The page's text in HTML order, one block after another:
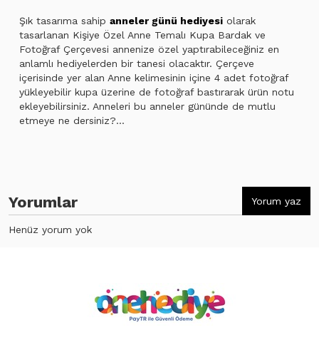
Şık tasarıma sahip anneler günü hediyesi olarak
tasarlanan Kişiye Özel Anne Temalı Kupa Bardak ve
Fotoğraf Çerçevesi annenize özel yaptırabileceğiniz en
anlamlı hediyelerden bir tanesi olacaktır. Çerçeve
içerisinde yer alan Anne kelimesinin içine 4 adet fotoğraf
yükleyebilir kupa üzerine de fotoğraf bastırarak ürün notu
ekleyebilirsiniz. Anneleri bu anneler gününde de mutlu
etmeye ne dersiniz?...
Yorumlar Yorum yaz
Henüz yorum yok